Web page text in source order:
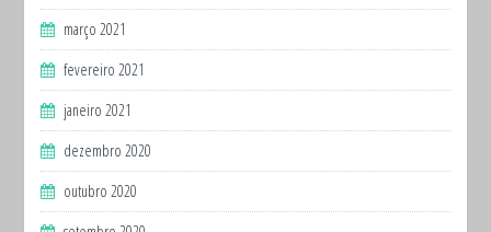
março 2021
fevereiro 2021
janeiro 2021
dezembro 2020
outubro 2020